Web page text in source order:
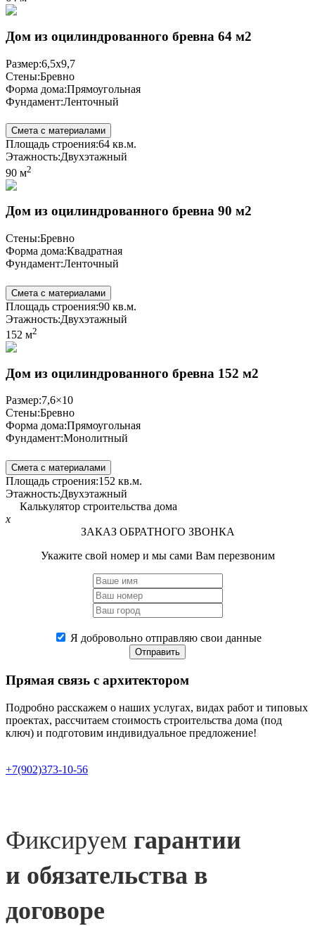
Дом из оцилиндрованного бревна 64 м2
Размер:6,5х9,7
Стены:Бревно
Форма дома:Прямоугольная
Фундамент:Ленточный
Смета с материалами
Площадь строения:64 кв.м.
Этажность:Двухэтажный
90 м2
Дом из оцилиндрованного бревна 90 м2
Стены:Бревно
Форма дома:Квадратная
Фундамент:Ленточный
Смета с материалами
Площадь строения:90 кв.м.
Этажность:Двухэтажный
152 м2
Дом из оцилиндрованного бревна 152 м2
Размер:7,6×10
Стены:Бревно
Форма дома:Прямоугольная
Фундамент:Монолитный
Смета с материалами
Площадь строения:152 кв.м.
Этажность:Двухэтажный
Калькулятор строительства дома
x
ЗАКАЗ ОБРАТНОГО ЗВОНКА
Укажите свой номер и мы сами Вам перезвоним
Я добровольно отправляю свои данные
Отправить
Прямая связь с архитектором
Подробно расскажем о наших услугах, видах работ и типовых
проектах, рассчитаем стоимость строительства дома (под
ключ) и подготовим индивидуальное предложение!
+7(902)373-10-56
Фиксируем гарантии
и обязательства в
договоре